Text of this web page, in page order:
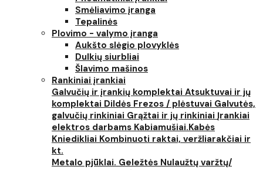
Smėliavimo įranga
Tepalinės
Plovimo - valymo įranga
Aukšto slėgio plovyklės
Dulkių siurbliai
Šlavimo mašinos
Rankiniai įrankiai
Galvučių ir įrankių komplektai Atsuktuvai ir jų
komplektai Dildės Frezos / plėstuvai Galvutės,
galvučių rinkiniai Grąžtai ir jų rinkiniai Įrankiai
elektros darbams Kabiamušiai.Kabės
Kniedikliai Kombinuoti raktai, veržliarakčiai ir
kt.
Metalo pjūklai. Geležtės Nulaužtų varžtų/